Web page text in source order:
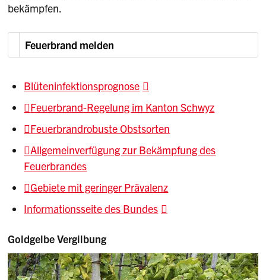
bekämpfen.
Feuerbrand melden
Blüteninfektionsprognose
Feuerbrand-Regelung im Kanton Schwyz
Feuerbrandrobuste Obstsorten
Allgemeinverfügung zur Bekämpfung des
Feuerbrandes
Gebiete mit geringer Prävalenz
Informationsseite des Bundes
Goldgelbe Vergilbung